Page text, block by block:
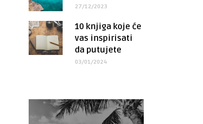
27/12/2023
10 knjiga koje će
vas inspirisati
da putujete
03/01/2024